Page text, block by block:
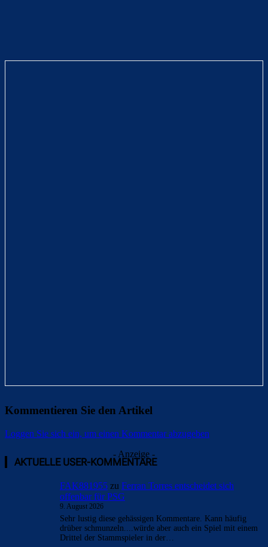
Kommentieren Sie den Artikel
Loggen Sie sich ein, um einen Kommentar abzugeben